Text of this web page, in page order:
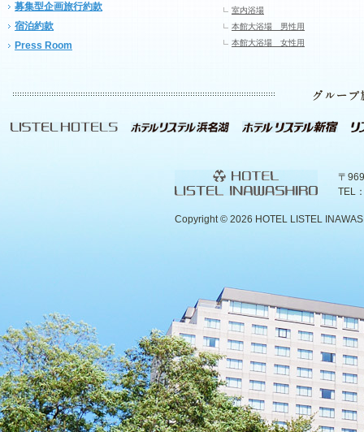
募集型企画旅行約款
宿泊約款
Press Room
室内浴場
本館大浴場 男性用
本館大浴場 女性用
〒
TEL
Copyright © 2026 HOTEL LISTEL